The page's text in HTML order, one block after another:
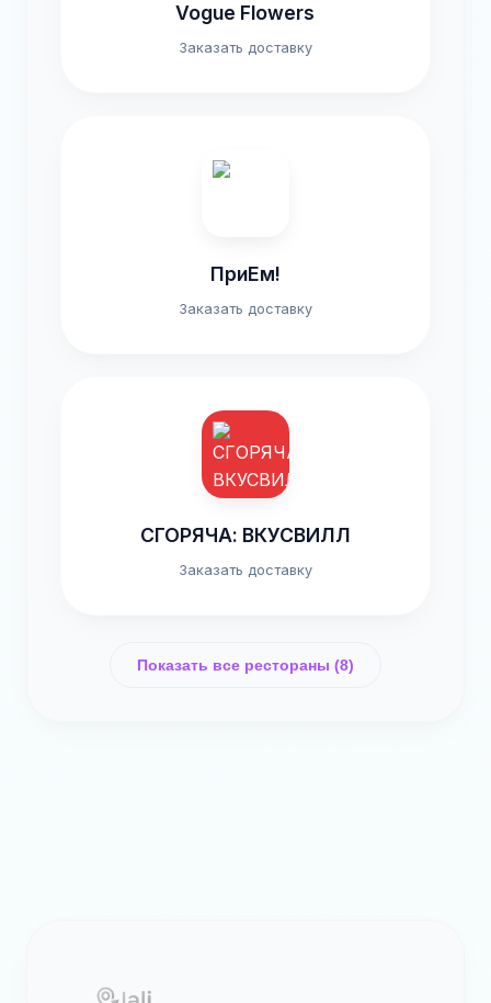
Vogue Flowers
Заказать доставку
ПриЕм!
Заказать доставку
СГОРЯЧА: ВКУСВИЛЛ
Заказать доставку
Показать все рестораны (8)